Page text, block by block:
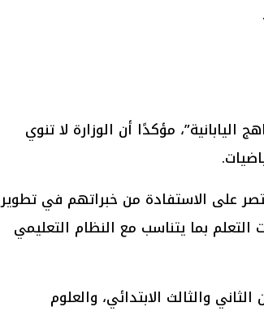
مؤكدًا أن الوزارة لا تنوي
على الاستفادة من خبراتهم في تطوير
التعلم بما يتناسب مع النظام التعليمي
والثالث الابتدائي، والعلوم